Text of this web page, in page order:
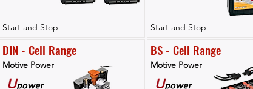
Start and Stop
DIN - Cell Range
Motive Power
Start and Stop
BS - Cell Range
Motive Power